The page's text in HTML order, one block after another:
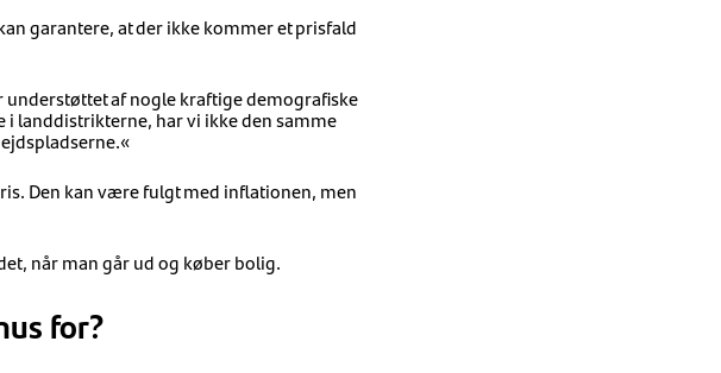
garantere, at der ikke kommer et prisfald
af nogle kraftige demografiske
i landdistrikterne, har vi ikke den samme
Den kan være fulgt med inflationen, men
når man går ud og køber bolig.
for?